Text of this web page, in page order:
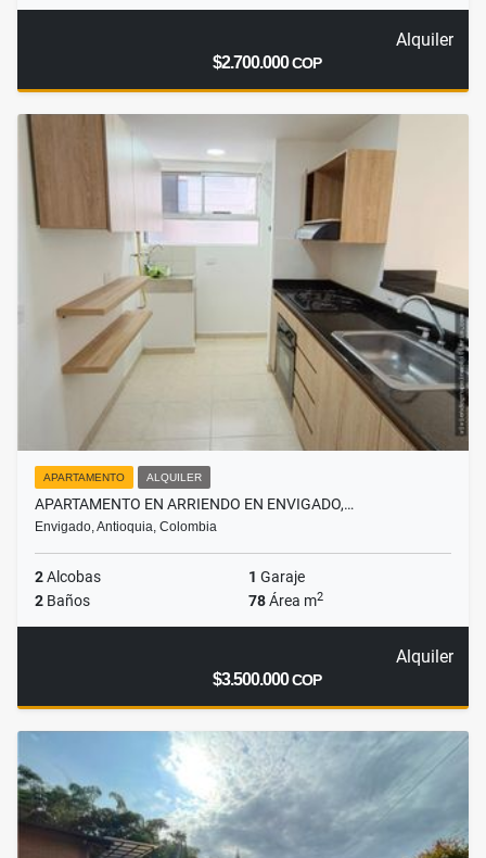
Alquiler
$2.700.000COP
APARTAMENTO ALQUILER
APARTAMENTO EN ARRIENDO EN ENVIGADO,…
Envigado, Antioquia, Colombia
2Alcobas 1 Garaje
2 Baños 78Área m2
Alquiler
$3.500.000COP